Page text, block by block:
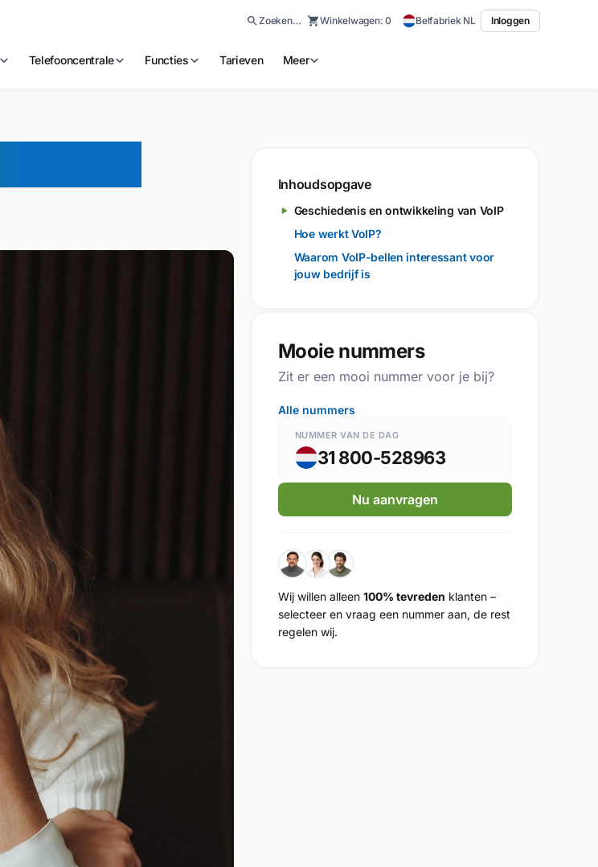
Zoeken… Winkelwagen:0 Belfabriek NL Inloggen
Telefooncentrale Functies Tarieven Meer
Inhoudsopgave
Geschiedenis en ontwikkeling van VoIP
Hoe werkt VoIP?
Waarom VoIP-bellen interessant voor
jouw bedrijf is
Mooie nummers
Zit er een mooi nummer voor je bij?
Alle nummers
NUMMER VAN DE DAG
31 800-528963
Nu aanvragen
Wij willen alleen 100% tevreden klanten –
selecteer en vraag een nummer aan, de rest
regelen wij.